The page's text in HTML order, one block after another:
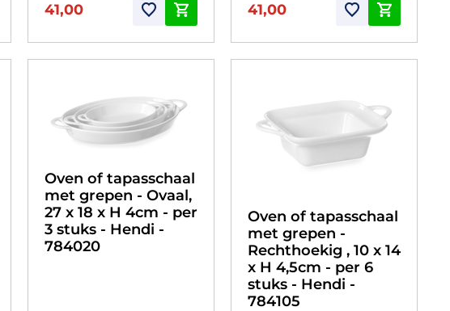
41,00 41,00
Oven of tapasschaal
met grepen - Ovaal,
27 x 18 x H 4cm - per
3 stuks - Hendi -
784020
Oven of tapasschaal
met grepen -
Rechthoekig , 10 x 14
x H 4,5cm - per 6
stuks - Hendi -
784105